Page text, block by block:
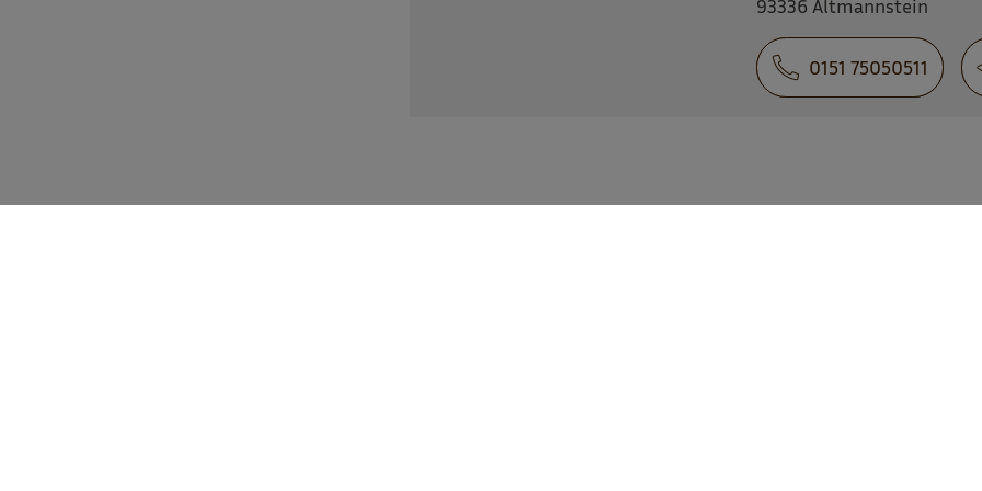
93336 Altmannstein
0151 75050511